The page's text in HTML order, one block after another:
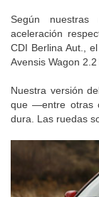
Según
aceleración
CDI Berlina Aut., el
Avensis Wagon 2.2
Nuestra versión
que —entre otras
dura. Las ruedas